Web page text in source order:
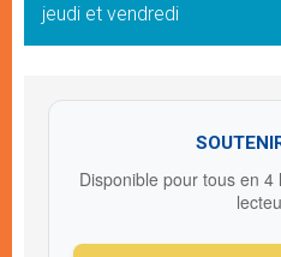
jeudi et vendredi
Disponible pour tous en